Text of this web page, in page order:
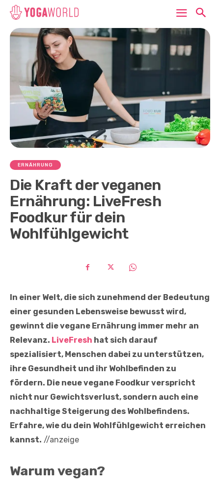
ERNÄHRUNG
Die Kraft der veganen
Ernährung: LiveFresh
Foodkur für dein
Wohlfühlgewicht
In einer Welt, die sich zunehmend der Bedeutung
einer gesunden Lebensweise bewusst wird,
gewinnt die vegane Ernährung immer mehr an
Relevanz. LiveFresh hat sich darauf
spezialisiert, Menschen dabei zu unterstützen,
ihre Gesundheit und ihr Wohlbefinden zu
fördern. Die neue vegane Foodkur verspricht
nicht nur Gewichtsverlust, sondern auch eine
nachhaltige Steigerung des Wohlbefindens.
Erfahre, wie du dein Wohlfühlgewicht erreichen
kannst. //anzeige
Warum vegan?